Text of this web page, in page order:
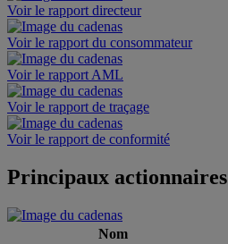
Voir le rapport directeur
Voir le rapport du consommateur
Voir le rapport AML
Voir le rapport de traçage
Voir le rapport de conformité
Principaux actionnaires
Nom